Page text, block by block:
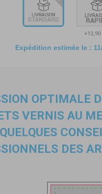
+12,90
Expédition estimée le :
OPTIMALE
VERNIS AU
DES